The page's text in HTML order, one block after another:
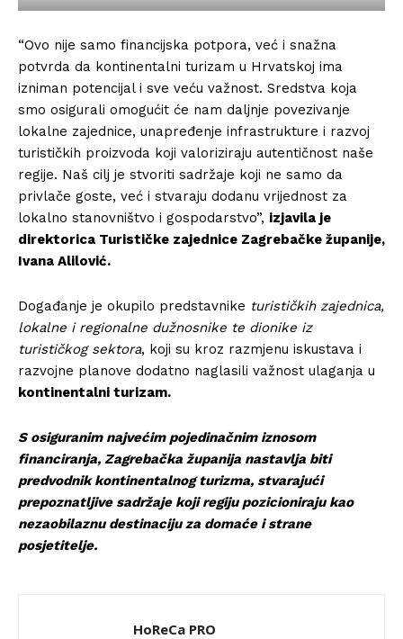
“Ovo nije samo financijska potpora, već i snažna
potvrda da kontinentalni turizam u Hrvatskoj ima
izniman potencijal i sve veću važnost. Sredstva koja
smo osigurali omogućit će nam daljnje povezivanje
lokalne zajednice, unapređenje infrastrukture i razvoj
turističkih proizvoda koji valoriziraju autentičnost naše
regije. Naš cilj je stvoriti sadržaje koji ne samo da
privlače goste, već i stvaraju dodanu vrijednost za
lokalno stanovništvo i gospodarstvo”, izjavila je
direktorica Turističke zajednice Zagrebačke županije,
Ivana Alilović.
Događanje je okupilo predstavnike turističkih zajednica,
lokalne i regionalne dužnosnike te dionike iz
turističkog sektora, koji su kroz razmjenu iskustava i
razvojne planove dodatno naglasili važnost ulaganja u
kontinentalni turizam.
S osiguranim najvećim pojedinačnim iznosom
financiranja, Zagrebačka županija nastavlja biti
predvodnik kontinentalnog turizma, stvarajući
prepoznatljive sadržaje koji regiju pozicioniraju kao
nezaobilaznu destinaciju za domaće i strane
posjetitelje.
HoReCa PRO